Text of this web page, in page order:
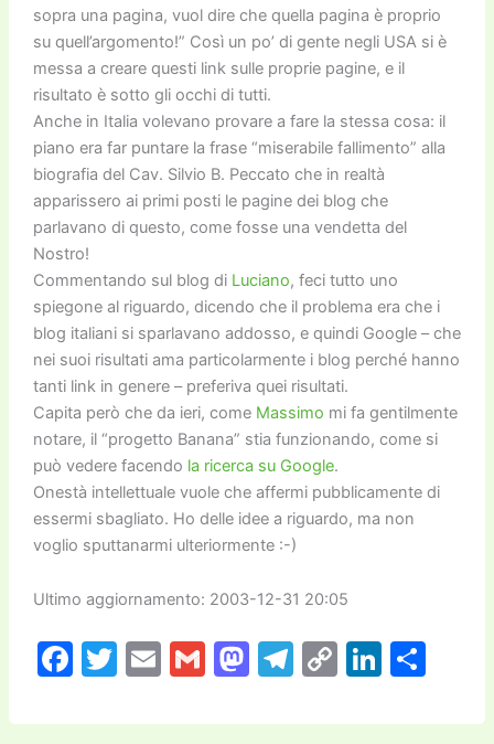
sopra una pagina, vuol dire che quella pagina è proprio
su quell’argomento!” Così un po’ di gente negli USA si è
messa a creare questi link sulle proprie pagine, e il
risultato è sotto gli occhi di tutti.
Anche in Italia volevano provare a fare la stessa cosa: il
piano era far puntare la frase “miserabile fallimento” alla
biografia del Cav. Silvio B. Peccato che in realtà
apparissero ai primi posti le pagine dei blog che
parlavano di questo, come fosse una vendetta del
Nostro!
Commentando sul blog di Luciano, feci tutto uno
spiegone al riguardo, dicendo che il problema era che i
blog italiani si sparlavano addosso, e quindi Google – che
nei suoi risultati ama particolarmente i blog perché hanno
tanti link in genere – preferiva quei risultati.
Capita però che da ieri, come Massimo mi fa gentilmente
notare, il “progetto Banana” stia funzionando, come si
può vedere facendo la ricerca su Google.
Onestà intellettuale vuole che affermi pubblicamente di
essermi sbagliato. Ho delle idee a riguardo, ma non
voglio sputtanarmi ulteriormente :-)
Ultimo aggiornamento: 2003-12-31 20:05
F
c
T
itt
E
ai
G
ai
M
st
T
e
C
p
Li
k
C
n